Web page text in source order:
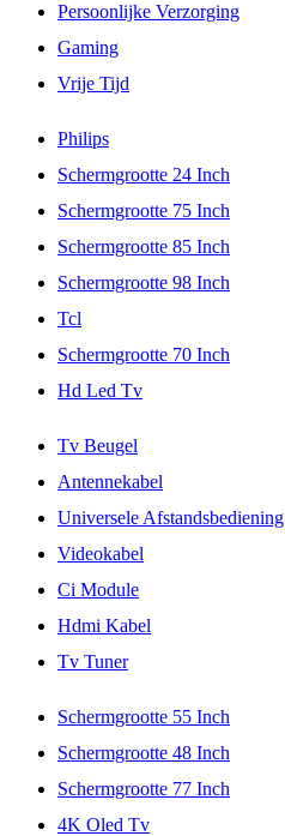
Persoonlijke Verzorging
Gaming
Vrije Tijd
Philips
Schermgrootte 24 Inch
Schermgrootte 75 Inch
Schermgrootte 85 Inch
Schermgrootte 98 Inch
Tcl
Schermgrootte 70 Inch
Hd Led Tv
Tv Beugel
Antennekabel
Universele Afstandsbediening
Videokabel
Ci Module
Hdmi Kabel
Tv Tuner
Schermgrootte 55 Inch
Schermgrootte 48 Inch
Schermgrootte 77 Inch
4K Oled Tv